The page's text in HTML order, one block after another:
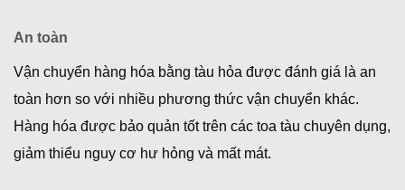
An toàn
Vận chuyển hàng hóa bằng tàu hỏa được đánh giá là an
toàn hơn so với nhiều phương thức vận chuyển khác.
Hàng hóa được bảo quản tốt trên các toa tàu chuyên dụng,
giảm thiểu nguy cơ hư hỏng và mất mát.